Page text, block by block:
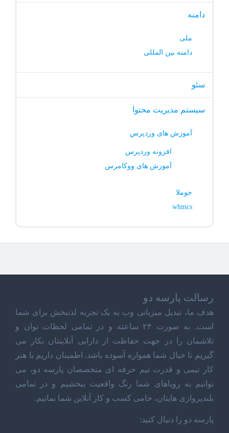
دامنه
ملی
دامنه بین المللی
سئو
سیستم مدیریت محتوا
آموزش های وردپرس
افزونه وردپرس
آموزش های ووکامرس
جوملا
whmcs
رسالت پارسه دو
هدف ما، تبدیل میزبانی وب به یک تجربه لذتبخش برای شما
است. به صورت ۲۴ ساعته و در تمامی لحظات توان و
تلاشمان را در جهت حفاظت از دارایی آنلاینتان بکار می
گیریم تا خیال شما همواره آسوده باشد. اطمینان داریم با هنر
کار تیمی و قدرت تیم حرفه ای متخصصان پارسه دو، می
توانیم به رویاهای شما رنگ واقعیت ببخشیم و در تمامی
بلندپروازی هایتان، حامی کسب و کار آنلاین شما بمانیم.
پارسه دو را دنبال کنید: